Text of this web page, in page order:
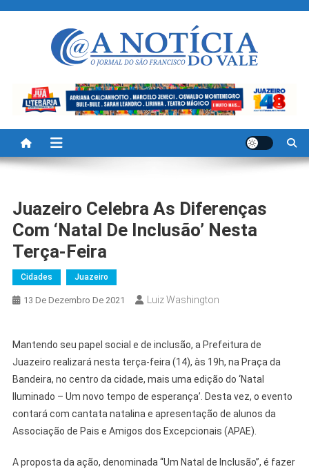
A Noticia Do Vale
Juazeiro Celebra As Diferenças
Com ‘Natal De Inclusão’ Nesta
Terça-Feira
Cidades Juazeiro
13 De Dezembro De 2021 Luiz Washington
Mantendo seu papel social e de inclusão, a Prefeitura de
Juazeiro realizará nesta terça-feira (14), às 19h, na Praça da
Bandeira, no centro da cidade, mais uma edição do ‘Natal
Iluminado – Um novo tempo de esperança’. Desta vez, o evento
contará com cantata natalina e apresentação de alunos da
Associação de Pais e Amigos dos Excepcionais (APAE).
A proposta da ação, denominada “Um Natal de Inclusão”, é fazer